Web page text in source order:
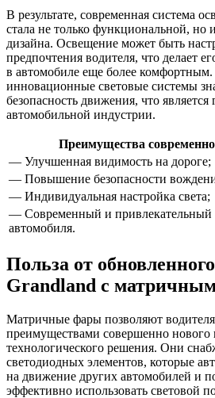
В результате, современная система
стала не только функциональной, но
дизайна. Освещение может быть
предпочтения водителя, что делает
в автомобиле еще более
инновационные световые системы
безопасность движения, что является
автомобильной индустрии.
Преимущества
— Улучшенная видимость на дороге;
— Повышение безопасности
— Индивидуальная настройка света;
— Современный и
автомобиля.
Польза от
Grandland с
Mатричные фары позволяют
преимуществами совершенно
технологического решения. Они
светодиодных элементов, которые
на движение других автомобилей и
эффективно использовать световой